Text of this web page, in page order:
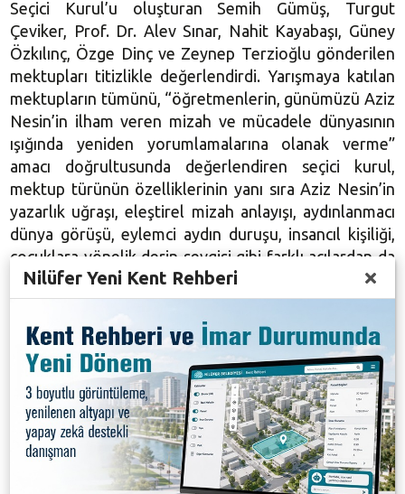
Seçici Kurul’u oluşturan Semih Gümüş, Turgut
Çeviker, Prof. Dr. Alev Sınar, Nahit Kayabaşı, Güney
Özkılınç, Özge Dinç ve Zeynep Terzioğlu gönderilen
mektupları titizlikle değerlendirdi. Yarışmaya katılan
mektupların tümünü, “öğretmenlerin, günümüzü Aziz
Nesin’in ilham veren mizah ve mücadele dünyasının
ışığında yeniden yorumlamalarına olanak verme”
amacı doğrultusunda değerlendiren seçici kurul,
mektup türünün özelliklerinin yanı sıra Aziz Nesin’in
yazarlık uğraşı, eleştirel mizah anlayışı, aydınlanmacı
dünya görüşü, eylemci aydın duruşu, insancıl kişiliği,
çocuklara yönelik derin sevgisi gibi farklı açılardan da
ele aldı. Mektupların değerlendirilmesinde ayrıca,
Türkçenin güzel ve doğru kullanımı, yaratıcı düşünce,
özgünlük, üslup, içtenlik, yazım kuralları gibi öğeler
de göz önünde bulundurularak puanlamaya yansıtıldı.
Yapılan değerlendirme sonucunda Öğretmenlerden
Aziz Nesin’e Mektup Yarışması’nda Kader Küçükçakır
birincilik, Zahra Demirci ikincilik ve Sezer Demir de
üçüncülük ödülüne değer bulundu. Ayşe Yılmaz Saç,
Nilüfer Yeni Kent Rehberi